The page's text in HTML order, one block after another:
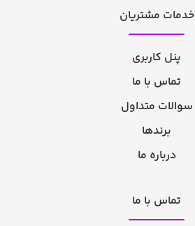
خدمات مشتریان
پنل کاربری
تماس با ما
سوالات متداول
برندها
درباره ما
تماس با ما